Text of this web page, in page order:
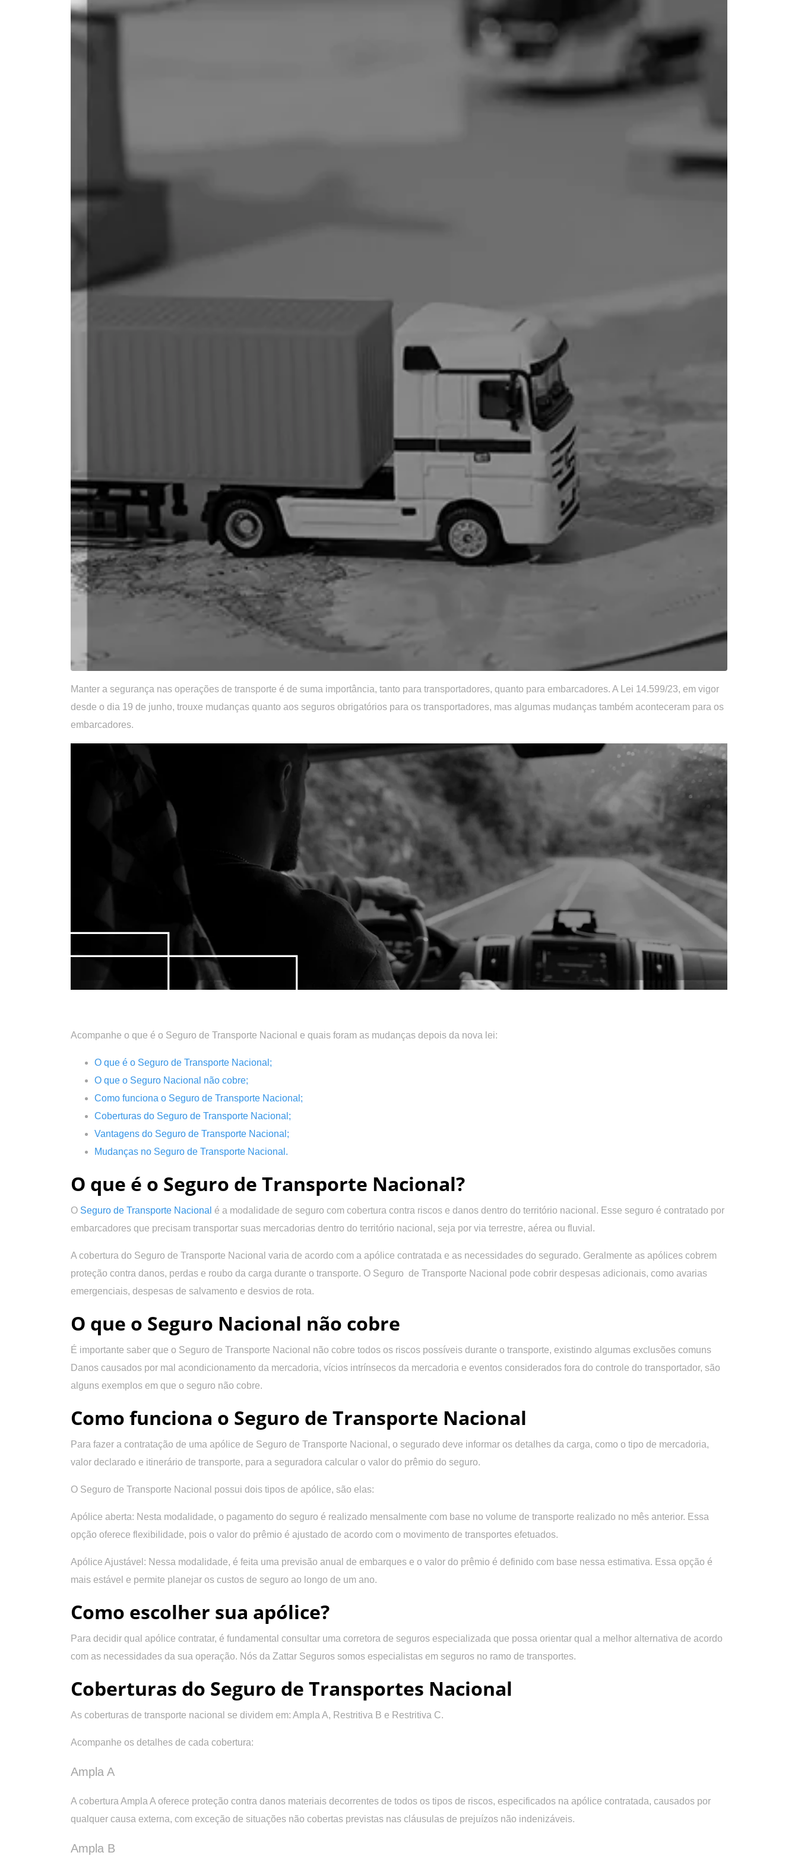
Manter a segurança nas operações de transporte é de suma importância, tanto para transportadores, quanto para embarcadores. A Lei 14.599/23, em vigor
desde o dia 19 de junho, trouxe mudanças quanto aos seguros obrigatórios para os transportadores, mas algumas mudanças também aconteceram para os
embarcadores.
Acompanhe o que é o Seguro de Transporte Nacional e quais foram as mudanças depois da nova lei:
O que é o Seguro de Transporte Nacional;
O que o Seguro Nacional não cobre;
Como funciona o Seguro de Transporte Nacional ;
Coberturas do Seguro de Transporte Nacional;
Vantagens do Seguro de Transporte Nacional ;
Mudanças no Seguro de Transporte Nacional .
O que é o Seguro de Transporte Nacional?
O Seguro de Transporte Nacional é a modalidade de seguro com cobertura contra riscos e danos dentro do território nacional. Esse seguro é contratado por
embarcadores que precisam transportar suas mercadorias dentro do território nacional, seja por via terrestre, aérea ou fluvial.
A cobertura do Seguro de Transporte Nacional varia de acordo com a apólice contratada e as necessidades do segurado. Geralmente as apólices cobrem
proteção contra danos, perdas e roubo da carga durante o transporte. O Seguro de Transporte Nacional pode cobrir despesas adicionais, como avarias
emergenciais, despesas de salvamento e desvios de rota.
O que o Seguro Nacional não cobre
É importante saber que o Seguro de Transporte Nacional não cobre todos os riscos possíveis durante o transporte, existindo algumas exclusões comuns
Danos causados por mal acondicionamento da mercadoria, vícios intrínsecos da mercadoria e eventos considerados fora do controle do transportador, são
alguns exemplos em que o seguro não cobre.
Como funciona o Seguro de Transporte Nacional
Para fazer a contratação de uma apólice de Seguro de Transporte Nacional, o segurado deve informar os detalhes da carga, como o tipo de mercadoria,
valor declarado e itinerário de transporte, para a seguradora calcular o valor do prêmio do seguro.
O Seguro de Transporte Nacional possui dois tipos de apólice, são elas:
Apólice aberta: Nesta modalidade, o pagamento do seguro é realizado mensalmente com base no volume de transporte realizado no mês anterior. Essa
opção oferece flexibilidade, pois o valor do prêmio é ajustado de acordo com o movimento de transportes efetuados.
Apólice Ajustável: Nessa modalidade, é feita uma previsão anual de embarques e o valor do prêmio é definido com base nessa estimativa. Essa opção é
mais estável e permite planejar os custos de seguro ao longo de um ano.
Como escolher sua apólice?
Para decidir qual apólice contratar, é fundamental consultar uma corretora de seguros especializada que possa orientar qual a melhor alternativa de acordo
com as necessidades da sua operação. Nós da Zattar Seguros somos especialistas em seguros no ramo de transportes.
Coberturas do Seguro de Transportes Nacional
As coberturas de transporte nacional se dividem em: Ampla A, Restritiva B e Restritiva C.
Acompanhe os detalhes de cada cobertura:
Ampla A
A cobertura Ampla A oferece proteção contra danos materiais decorrentes de todos os tipos de riscos, especificados na apólice contratada, causados por
qualquer causa externa, com exceção de situações não cobertas previstas nas cláusulas de prejuízos não indenizáveis.
Ampla B